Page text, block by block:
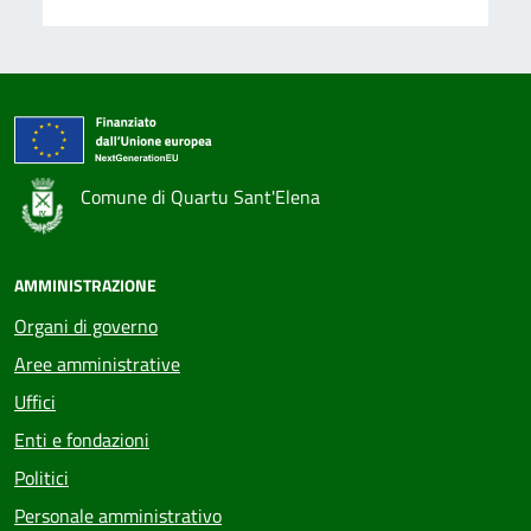
Comune di Quartu Sant'Elena
AMMINISTRAZIONE
Organi di governo
Aree amministrative
Uffici
Enti e fondazioni
Politici
Personale amministrativo